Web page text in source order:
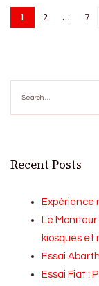
Posts
Page
1 Page
2 … 7
for:
Recent Posts
Expérience
Le
kiosques et
Essai
Essai Fiat :